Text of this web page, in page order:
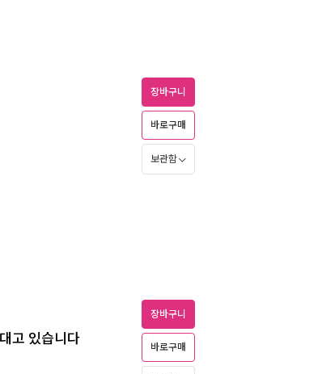
장바구니
바로구매
보관함
고 있습니다
장바구니
바로구매